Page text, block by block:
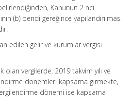
Kanunun 2 nci
(b) bendi gereğince yapılandırılması
edilen gelir ve kurumlar vergisi
olan vergilerde, 2019 takvim yılı ve
dönemleri kapsama girmekte,
dönemi ise kapsama